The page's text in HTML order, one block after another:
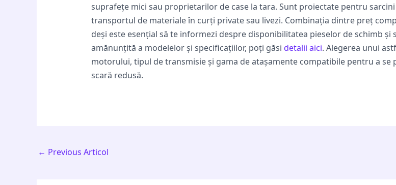
suprafețe mici sau proprietarilor de case la tara. Sunt proiectate pentru
transportul de materiale în curți private sau livezi. Combinația dintre preț
deși este esențial să te informezi despre disponibilitatea pieselor de schimb și
amănunțită a modelelor și specificațiilor, poți găsi detalii aici. Alegerea unui
motorului, tipul de transmisie și gama de atașamente compatibile pentru a
scară redusă.
← Previous Articol